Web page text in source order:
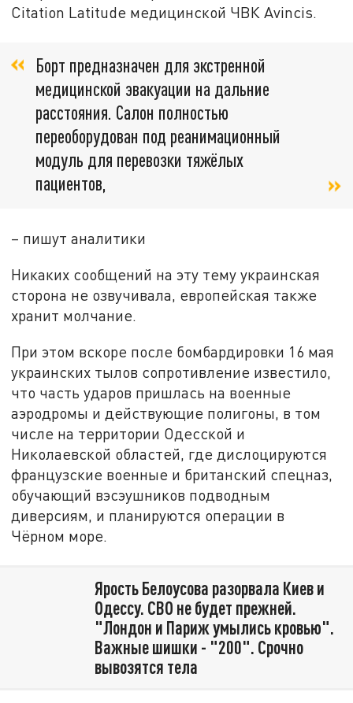
Citation Latitude медицинской ЧВК Avincis.
Борт предназначен для экстренной
медицинской эвакуации на дальние
расстояния. Салон полностью
переоборудован под реанимационный
модуль для перевозки тяжёлых
пациентов,
– пишут аналитики
Никаких сообщений на эту тему украинская
сторона не озвучивала, европейская также
хранит молчание.
При этом вскоре после бомбардировки 16 мая
украинских тылов сопротивление известило,
что часть ударов пришлась на военные
аэродромы и действующие полигоны, в том
числе на территории Одесской и
Николаевской областей, где дислоцируются
французские военные и британский спецназ,
обучающий вэсэушников подводным
диверсиям, и планируются операции в
Чёрном море.
Ярость Белоусова разорвала Киев и
Одессу. СВО не будет прежней.
"Лондон и Париж умылись кровью".
Важные шишки - "200". Срочно
вывозятся тела